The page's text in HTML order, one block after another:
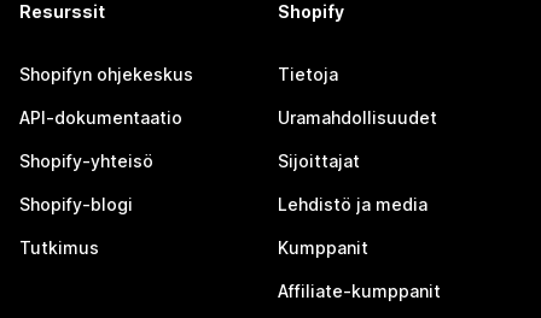
Resurssit
Shopifyn ohjekeskus
API-dokumentaatio
Shopify-yhteisö
Shopify-blogi
Tutkimus
Shopify
Tietoja
Uramahdollisuudet
Sijoittajat
Lehdistö ja media
Kumppanit
Affiliate-kumppanit